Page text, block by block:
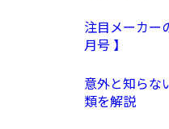
注目メーカー
月号 】
意外と知らな
類を解説